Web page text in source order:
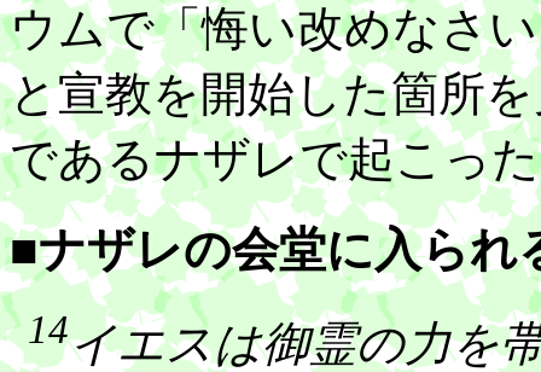
ウムで「悔い改めなさ
と宣教を開始した箇所
であるナザレで起こっ
■ナザレの会堂に入られ
14イエスは御霊の力を